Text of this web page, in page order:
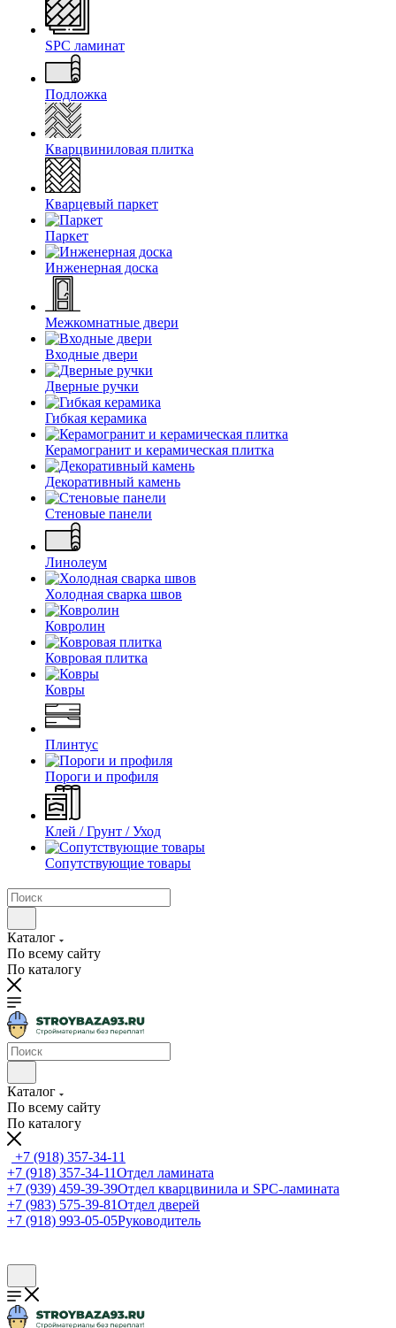
SPC ламинат
Подложка
Кварцвиниловая плитка
Кварцевый паркет
Паркет
Инженерная доска
Межкомнатные двери
Входные двери
Дверные ручки
Гибкая керамика
Керамогранит и керамическая плитка
Декоративный камень
Стеновые панели
Линолеум
Холодная сварка швов
Ковролин
Ковровая плитка
Ковры
Плинтус
Пороги и профиля
Клей / Грунт / Уход
Сопутствующие товары
Каталог
По всему сайту
По каталогу
Каталог
По всему сайту
По каталогу
+7 (918) 357-34-11
+7 (918) 357-34-11Отдел ламината
+7 (939) 459-39-39Отдел кварцвинила и SPC-ламината
+7 (983) 575-39-81Отдел дверей
+7 (918) 993-05-05Руководитель